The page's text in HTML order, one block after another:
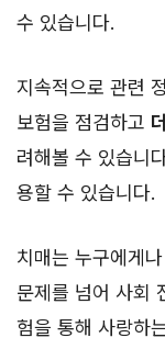
수 있습니다.
지속적으로 관련
보험을 점검하고
려해볼 수 있습니
용할 수 있습니다.
치매는 누구에게
문제를 넘어 사회
험을 통해 사랑하